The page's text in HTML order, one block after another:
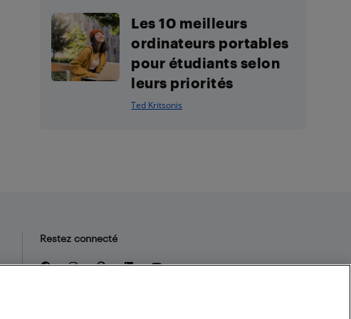
Les 10 meilleurs
ordinateurs portables
pour étudiants selon
leurs priorités
Ted Kritsonis
Restez connecté